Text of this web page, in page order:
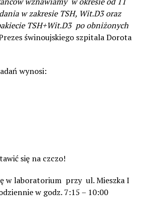
w zakresie TSH, Wit.D3 oraz
TSH+Wit.D3 po obniżonych
świnoujskiego szpitala Dorota
wynosi:
się na czczo!
w laboratorium przy ul. Mieszka I
w godz. 7:15 – 10:00